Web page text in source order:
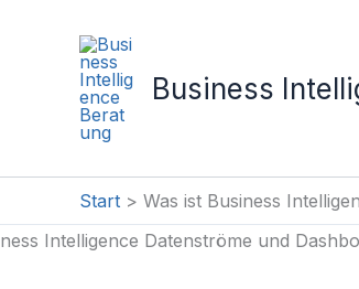
Business
Start Was ist Business